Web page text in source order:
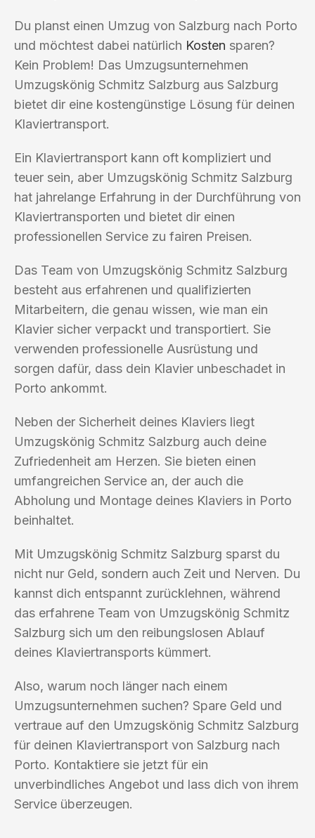
Du planst einen Umzug von Salzburg nach Porto
und möchtest dabei natürlich Kosten sparen?
Kein Problem! Das Umzugsunternehmen
Umzugskönig Schmitz Salzburg aus Salzburg
bietet dir eine kostengünstige Lösung für deinen
Klaviertransport.
Ein Klaviertransport kann oft kompliziert und
teuer sein, aber Umzugskönig Schmitz Salzburg
hat jahrelange Erfahrung in der Durchführung von
Klaviertransporten und bietet dir einen
professionellen Service zu fairen Preisen.
Das Team von Umzugskönig Schmitz Salzburg
besteht aus erfahrenen und qualifizierten
Mitarbeitern, die genau wissen, wie man ein
Klavier sicher verpackt und transportiert. Sie
verwenden professionelle Ausrüstung und
sorgen dafür, dass dein Klavier unbeschadet in
Porto ankommt.
Neben der Sicherheit deines Klaviers liegt
Umzugskönig Schmitz Salzburg auch deine
Zufriedenheit am Herzen. Sie bieten einen
umfangreichen Service an, der auch die
Abholung und Montage deines Klaviers in Porto
beinhaltet.
Mit Umzugskönig Schmitz Salzburg sparst du
nicht nur Geld, sondern auch Zeit und Nerven. Du
kannst dich entspannt zurücklehnen, während
das erfahrene Team von Umzugskönig Schmitz
Salzburg sich um den reibungslosen Ablauf
deines Klaviertransports kümmert.
Also, warum noch länger nach einem
Umzugsunternehmen suchen? Spare Geld und
vertraue auf den Umzugskönig Schmitz Salzburg
für deinen Klaviertransport von Salzburg nach
Porto. Kontaktiere sie jetzt für ein
unverbindliches Angebot und lass dich von ihrem
Service überzeugen.